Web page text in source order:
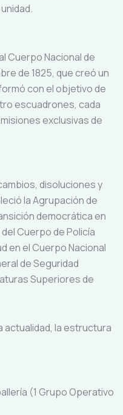
Cuerpo Nacional de
de 1825, que creó un
con el objetivo de
escuadrones, cada
exclusivas de
disoluciones y
la Agrupación de
democrática en
Cuerpo de Policía
en el Cuerpo Nacional
de Seguridad
Superiores de
actualidad, la estructura
(1 Grupo Operativo